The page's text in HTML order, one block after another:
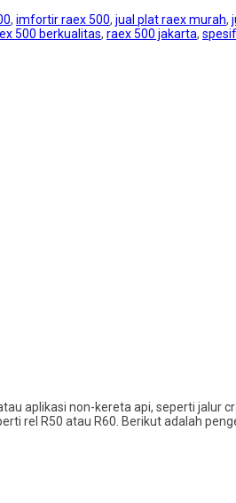
, imfortir raex 500, jual plat raex murah,
500 berkualitas, raex 500 jakarta,
aplikasi non-kereta api, seperti jalur
rel R50 atau R60. Berikut adalah